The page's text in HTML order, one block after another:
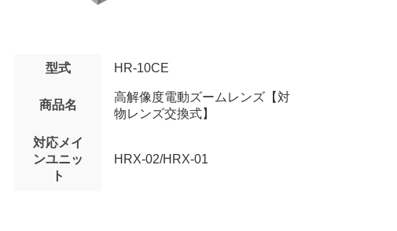
型式 HR-10CE
商品名
高解像度電動ズームレンズ【対
物レンズ交換式】
対応メイ
ンユニッ
ト
HRX-02/HRX-01